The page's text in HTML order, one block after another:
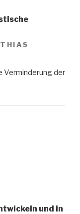
Verminderung der
und in